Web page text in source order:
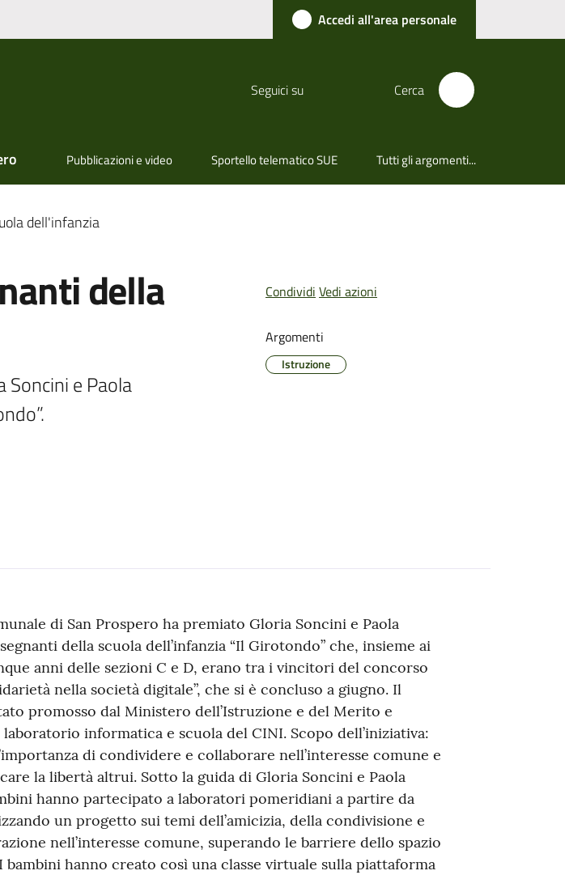
Accedi all'area personale
Seguici su Cerca
Pubblicazioni e video Sportello telematico SUE Tutti gli argomenti...
dell'infanzia
della
Soncini e Paola
Condividi Vedi azioni
Argomenti
Istruzione
di San Prospero ha premiato Gloria Soncini e Paola
della scuola dell’infanzia “Il Girotondo” che, insieme ai
anni delle sezioni C e D, erano tra i vincitori del concorso
nella società digitale”, che si è concluso a giugno. Il
promosso dal Ministero dell’Istruzione e del Merito e
informatica e scuola del CINI. Scopo dell’iniziativa:
di condividere e collaborare nell’interesse comune e
la libertà altrui. Sotto la guida di Gloria Soncini e Paola
hanno partecipato a laboratori pomeridiani a partire da
un progetto sui temi dell’amicizia, della condivisione e
nell’interesse comune, superando le barriere dello spazio
bambini hanno creato così una classe virtuale sulla piattaforma